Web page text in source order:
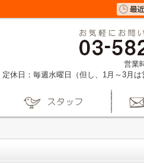
営業
定休日：毎週水曜日（但し、1月～3月